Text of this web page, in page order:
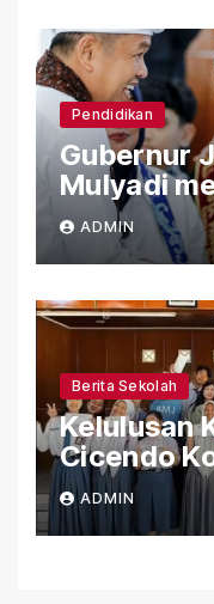
Pendidikan
Gubernur
Mulyadi
Bantuan
SLBN
ADMIN
Berita Sekolah
Kelulusan
Cicendo
ADMIN